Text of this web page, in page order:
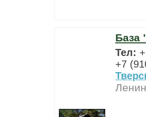
База
Тел:
+7